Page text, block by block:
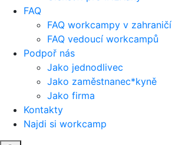
FAQ
FAQ workcampy v zahraničí
FAQ vedoucí workcampů
Podpoř nás
Jako jednodlivec
Jako zaměstnanec*kyně
Jako firma
Kontakty
Najdi si workcamp